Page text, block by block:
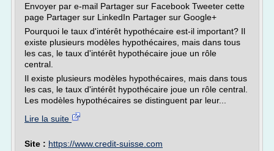
Envoyer par e-mail Partager sur Facebook Tweeter cette
page Partager sur LinkedIn Partager sur Google+
Pourquoi le taux d'intérêt hypothécaire est-il important? Il
existe plusieurs modèles hypothécaires, mais dans tous
les cas, le taux d'intérêt hypothécaire joue un rôle
central.
Il existe plusieurs modèles hypothécaires, mais dans tous
les cas, le taux d'intérêt hypothécaire joue un rôle central.
Les modèles hypothécaires se distinguent par leur...
Lire la suite
Site : https://www.credit-suisse.com